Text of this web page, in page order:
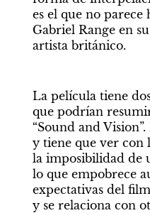
es el que no
Gabriel Range en
artista británico.
La película tiene
que podrían
“Sound and
y tiene que ver con
la imposibilidad de
lo que empobrece
expectativas del
y se relaciona con